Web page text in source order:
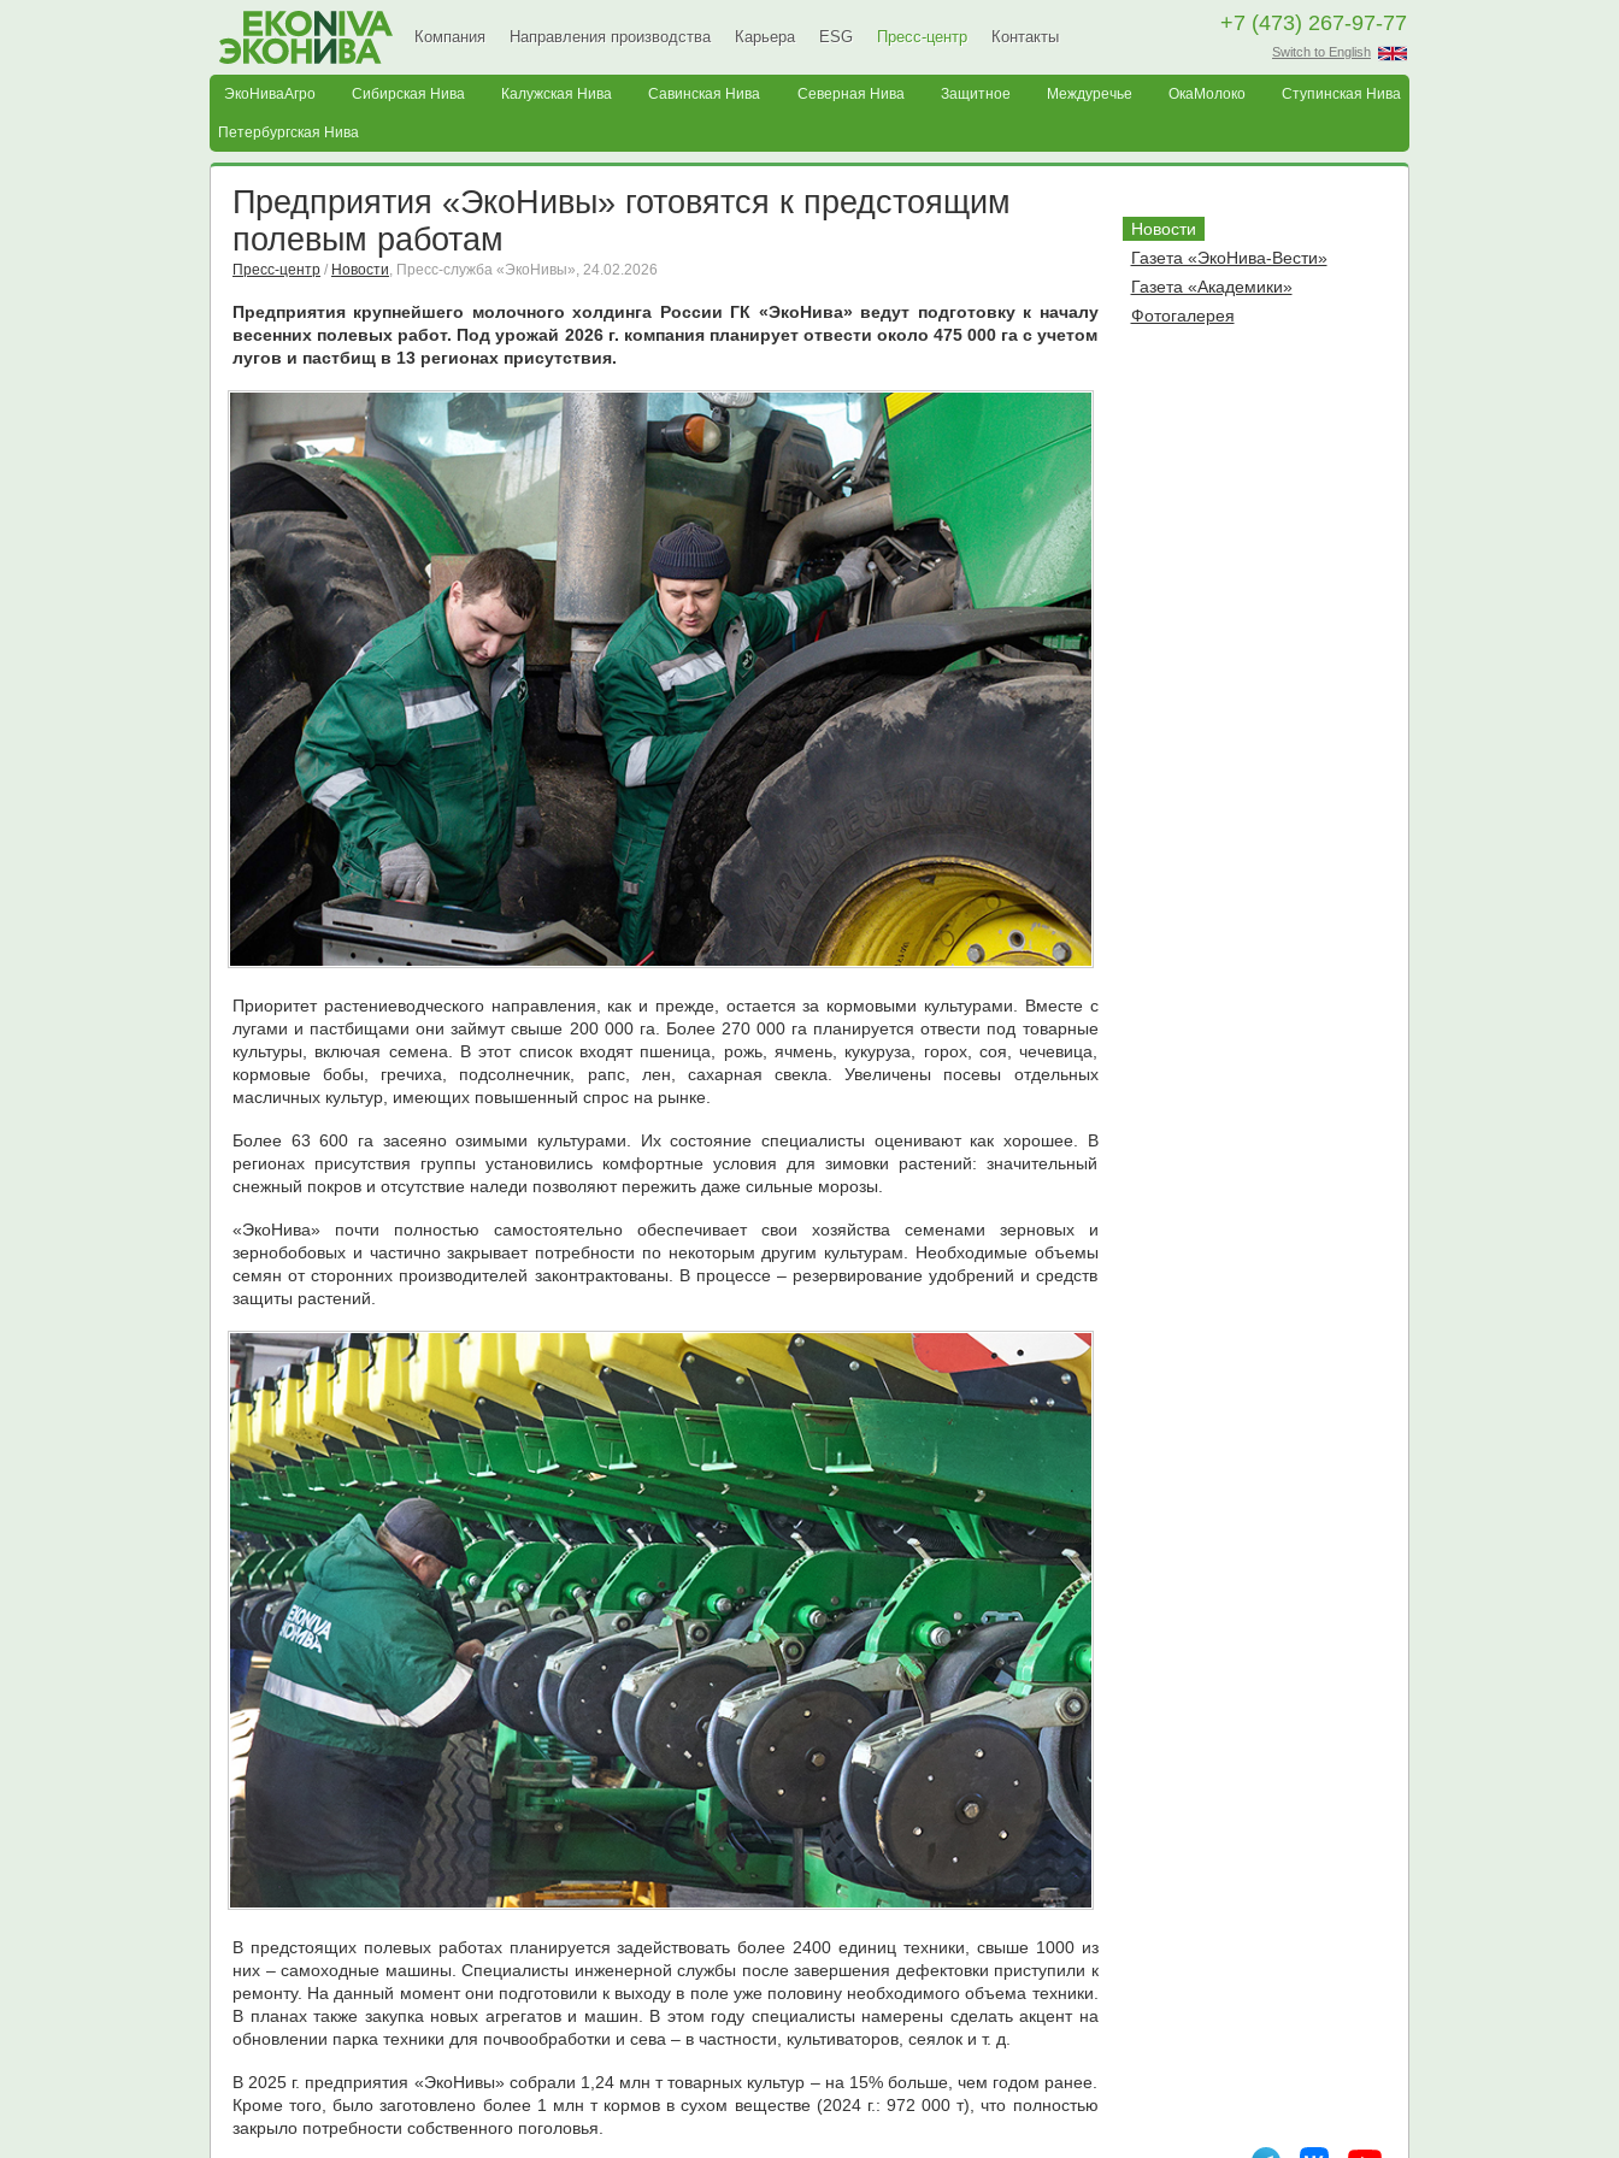
Компания Направления производства Карьера ESG Пресс-центр Контакты
+7 (473) 267-97-77
Switch to English
ЭкоНиваАгро Сибирская Нива Калужская Нива Савинская Нива Северная Нива Защитное Междуречье ОкаМолоко Ступинская Нива
Петербургская Нива
Предприятия «ЭкоНивы» готовятся к предстоящим
полевым работам
Пресс-центр / Новости, Пресс-служба «ЭкоНивы», 24.02.2026
Предприятия крупнейшего молочного холдинга России ГК «ЭкоНива» ведут подготовку к началу
весенних полевых работ. Под урожай 2026 г. компания планирует отвести около 475 000 га с учетом
лугов и пастбищ в 13 регионах присутствия.
Приоритет растениеводческого направления, как и прежде, остается за кормовыми культурами. Вместе с
лугами и пастбищами они займут свыше 200 000 га. Более 270 000 га планируется отвести под товарные
культуры, включая семена. В этот список входят пшеница, рожь, ячмень, кукуруза, горох, соя, чечевица,
кормовые бобы, гречиха, подсолнечник, рапс, лен, сахарная свекла. Увеличены посевы отдельных
масличных культур, имеющих повышенный спрос на рынке.
Более 63 600 га засеяно озимыми культурами. Их состояние специалисты оценивают как хорошее. В
регионах присутствия группы установились комфортные условия для зимовки растений: значительный
снежный покров и отсутствие наледи позволяют пережить даже сильные морозы.
«ЭкоНива» почти полностью самостоятельно обеспечивает свои хозяйства семенами зерновых и
зернобобовых и частично закрывает потребности по некоторым другим культурам. Необходимые объемы
семян от сторонних производителей законтрактованы. В процессе – резервирование удобрений и средств
защиты растений.
В предстоящих полевых работах планируется задействовать более 2400 единиц техники, свыше 1000 из
них – самоходные машины. Специалисты инженерной службы после завершения дефектовки приступили к
ремонту. На данный момент они подготовили к выходу в поле уже половину необходимого объема техники.
В планах также закупка новых агрегатов и машин. В этом году специалисты намерены сделать акцент на
обновлении парка техники для почвообработки и сева – в частности, культиваторов, сеялок и т. д.
В 2025 г. предприятия «ЭкоНивы» собрали 1,24 млн т товарных культур – на 15% больше, чем годом ранее.
Кроме того, было заготовлено более 1 млн т кормов в сухом веществе (2024 г.: 972 000 т), что полностью
закрыло потребности собственного поголовья.
Новости
Газета «ЭкоНива-Вести»
Газета «Академики»
Фотогалерея